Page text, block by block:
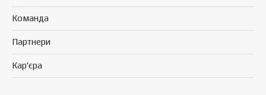
Команда
Партнери
Кар'єра